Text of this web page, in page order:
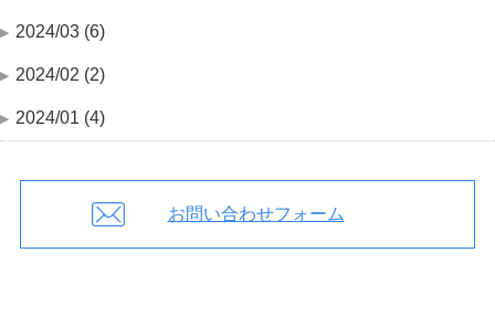
2024/03 (6)
2024/02 (2)
2024/01 (4)
お問い合わせフォーム